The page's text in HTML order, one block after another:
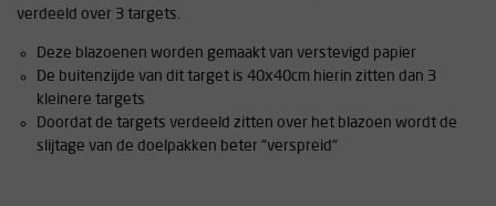
verdeeld over 3 targets.
Deze blazoenen worden gemaakt van verstevigd papier
De buitenzijde van dit target is 40x40cm hierin zitten dan 3
kleinere targets
Doordat de targets verdeeld zitten over het blazoen wordt de
slijtage van de doelpakken beter "verspreid"